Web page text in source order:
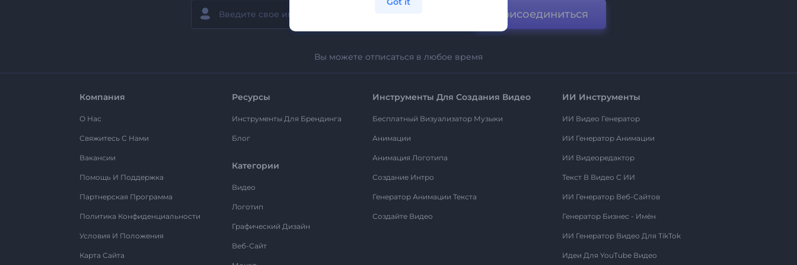
Присоединиться
Вы можете отписаться в любое время
Компания
О Нас
Свяжитесь С Нами
Вакансии
Помощь И Поддержка
Партнерская Программа
Политика Конфиденциальности
Условия И Положения
Карта Сайта
Ресурсы
Инструменты Для Брендинга
Блог
Категории
Видео
Логотип
Графический Дизайн
Веб-Сайт
Инструменты Для Создания Видео
Бесплатный Визуализатор Музыки
Анимации
Анимация Логотипа
Создание Интро
Генератор Анимации Текста
Создайте Видео
ИИ Инструменты
ИИ Видео Генератор
ИИ Генератор Анимации
ИИ Видеоредактор
Текст В Видео С ИИ
ИИ Генератор Веб-Сайтов
Генератор Бизнес - Имён
ИИ Генератор Видео Для TikTok
Идеи Для YouTube Видео